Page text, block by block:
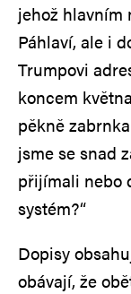
jehož hlavním
Páhlaví, ale i
Trumpovi
koncem
pěkně
jsme se snad
přijímali nebo
systém?“
Dopisy
obávají, že